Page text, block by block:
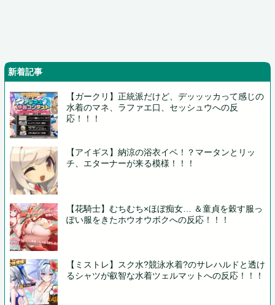
新着記事
【ガークリ】正統派だけど、デッッッカって感じの
水着のマネ、ラファエ口、セッシュウへの反
応！！！
【アイギス】納涼の浴衣イベ！？マータンとリッ
チ、エターナーが来る模様！！！
【花騎士】むちむち×ほぼ痴女… ＆童貞を穀す服っ
ぽい服をきたホウオウボクへの反応！！！
【ミストレ】スク水?競泳水着?のサレハルドと透け
るシャツが叡智な水着ツェルマットへの反応！！！